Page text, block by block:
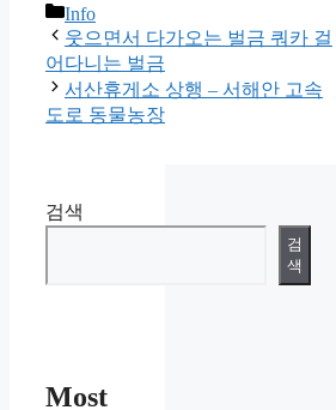
카
테
고
리
Info
웃으면서 다가오는 벌금 쿼카 걸
어다니는 벌금
서산휴게소 상행 – 서해안 고속
도로 동물농장
검색
검
색
Most